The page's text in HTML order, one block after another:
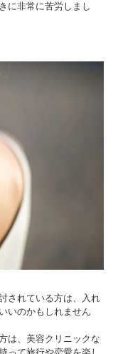
に非常に苦労しまし
されている方は、入れ
いのかもしれません
は、美容クリニックな
って旅行や恋愛を楽し